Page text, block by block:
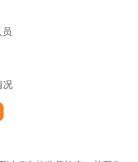
况